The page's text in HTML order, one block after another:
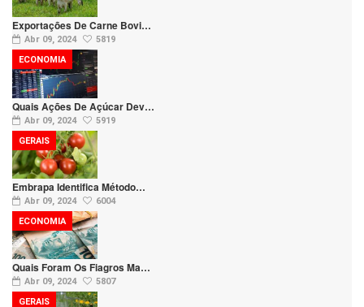
Exportações De Carne Bovi…
Abr 09, 2024 5819
Quais Ações De Açúcar Dev…
Abr 09, 2024 5919
ECONOMIA
Embrapa Identifica Método…
Abr 09, 2024 6004
GERAIS
Quais Foram Os Fiagros Ma…
Abr 09, 2024 5807
ECONOMIA
GERAIS